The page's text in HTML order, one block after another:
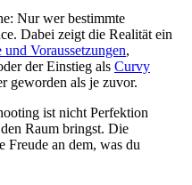
Nur wer bestimmte
Dabei zeigt die Realität ein
Voraussetzungen,
der Einstieg als Curvy
geworden als je zuvor.
ist nicht Perfektion
Raum bringst. Die
Freude an dem, was du